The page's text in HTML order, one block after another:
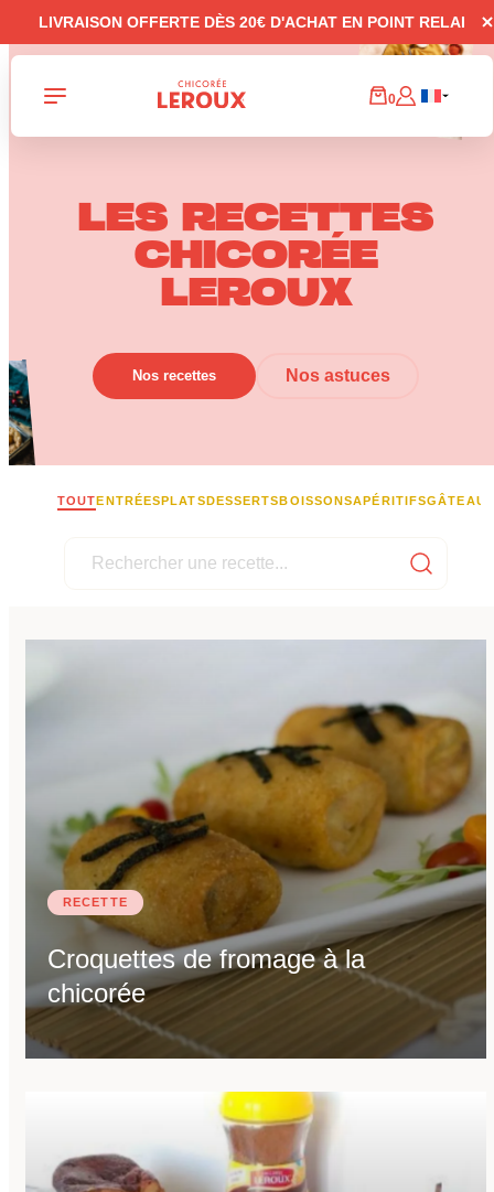
LIVRAISON OFFERTE DÈS 20€ D'ACHAT EN POINT RELAI
0
LES RECETTES
CHICORÉE
LEROUX
Nos recettes Nos astuces
TOUTENTRÉESPLATSDESSERTSBOISSONSAPÉRITIFSGÂTEAUX
RECETTE
Croquettes de fromage à la
chicorée
Panneau de gestion des cookies